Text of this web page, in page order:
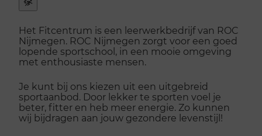
Snel
naar
menu
openen
Het Fitcentrum is een leerwerkbedrijf van ROC
Nijmegen. ROC Nijmegen zorgt voor een goed
lopende sportschool, in een mooie omgeving
met enthousiaste mensen.
Je kunt bij ons kiezen uit een uitgebreid
sportaanbod. Door lekker te sporten voel je
beter, fitter en heb meer energie. Zo kunnen
wij bijdragen aan jouw gezondere levenstijl!